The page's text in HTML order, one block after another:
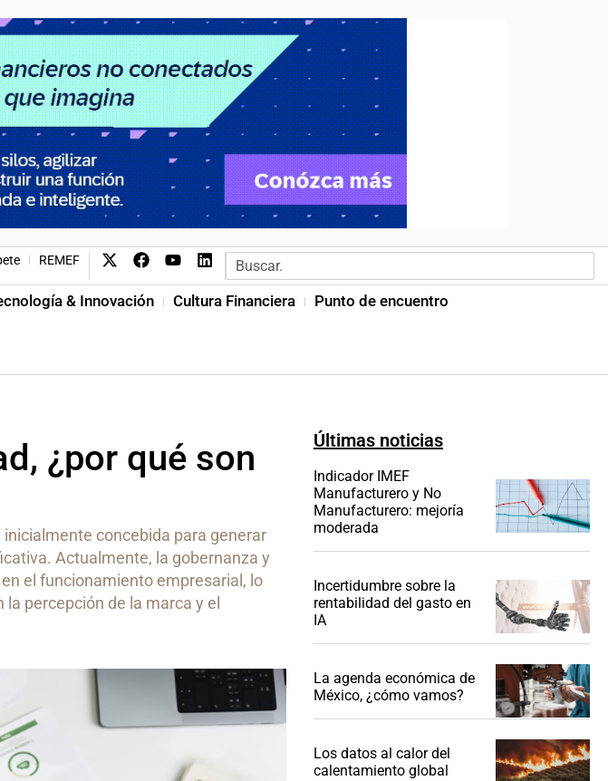
REMEF
& Innovación Cultura Financiera Punto de encuentro
¿por qué son
concebida para generar
Actualmente, la gobernanza y
el funcionamiento empresarial, lo
percepción de la marca y el
Últimas noticias
Indicador IMEF
Manufacturero y No
Manufacturero: mejoría
moderada
Incertidumbre sobre la
rentabilidad del gasto en
IA
La agenda económica de
México, ¿cómo vamos?
Los datos al calor del
calentamiento global